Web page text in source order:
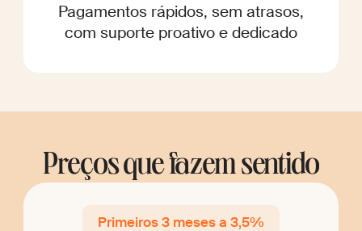
Pagamentos rápidos, sem atrasos,
com suporte proativo e dedicado
Preços que fazem sentido
Primeiros 3 meses a 3,5%